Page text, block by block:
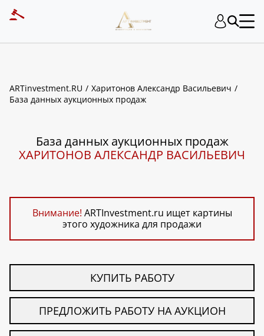
ARTinvestment.RU
Харитонов Александр Васильевич
База данных аукционных продаж
База данных аукционных продаж
ХАРИТОНОВ АЛЕКСАНДР ВАСИЛЬЕВИЧ
Внимание! ARTInvestment.ru ищет картины
этого художника для продажи
КУПИТЬ РАБОТУ
ПРЕДЛОЖИТЬ РАБОТУ НА АУКЦИОН